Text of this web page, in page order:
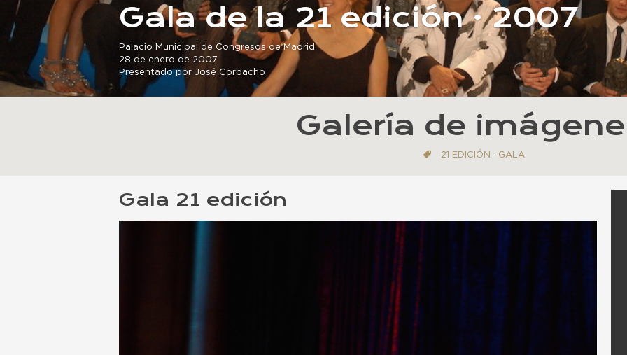
Gala de la 21 edición · 2007
Palacio Municipal de Congresos de Madrid
28 de enero de 2007
Presentado por José Corbacho
Galería de
21 EDICIÓN · GALA
Gala 21 edición